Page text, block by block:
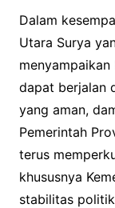
Dalam
Utara Surya
dapat berjalan
yang aman,
Pemerintah
terus
khususnya
stabilitas